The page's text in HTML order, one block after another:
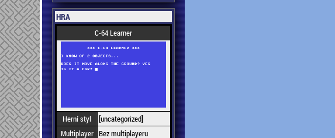
HRA
C-64 Learner
Herní styl
[uncategorized]
Multiplayer Bez multiplayeru